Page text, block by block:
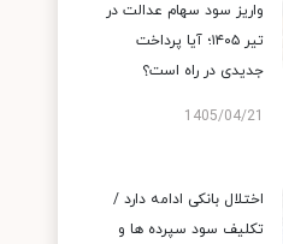
واریز سود سهام عدالت در
تیر ۱۴۰۵؛ آیا پرداخت
جدیدی در راه است؟
1405/04/21
اختلال بانکی ادامه دارد /
تکلیف سود سپرده ها و